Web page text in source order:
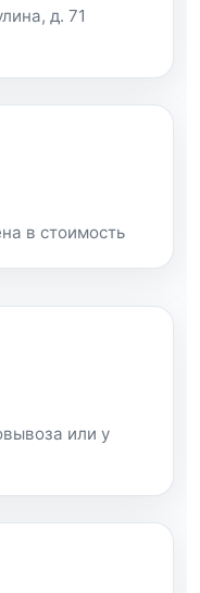
д. 71
в стоимость
или у